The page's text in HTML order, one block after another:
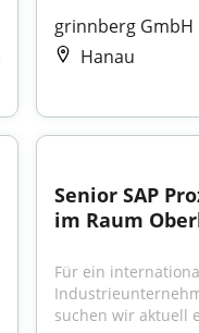
grinnberg GmbH
Hanau
Senior SAP
im Raum
Für ein
suchen wir aktuell